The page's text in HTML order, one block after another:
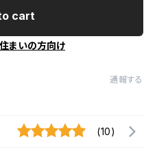
cart
まいの方向け
通報する
(10)